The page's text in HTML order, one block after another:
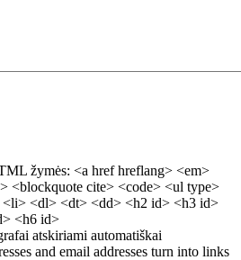
žymės: <a href hreflang> <em>
<blockquote cite> <code> <ul type>
<li> <dl> <dt> <dd> <h2 id> <h3 id>
<h6 id>
atskiriami automatiškai
and email addresses turn into links